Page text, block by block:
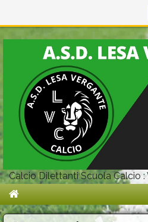
Calcio Dilettanti Scuola Calcio :
Chi Siamo